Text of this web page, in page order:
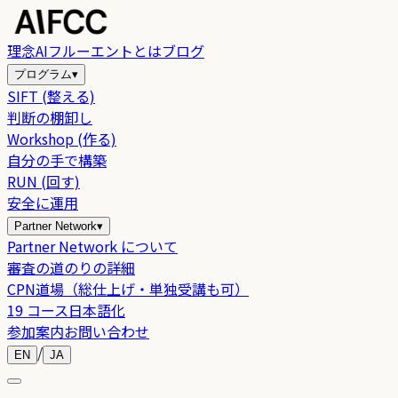
理念AIフルーエントとはブログ
プログラム▾
SIFT (整える)
判断の棚卸し
Workshop (作る)
自分の手で構築
RUN (回す)
安全に運用
Partner Network▾
Partner Network について
審査の道のりの詳細
CPN道場（総仕上げ・単独受講も可）
19 コース日本語化
参加案内お問い合わせ
EN / JA